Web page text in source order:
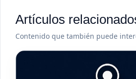
Artículos
Contenido que también puede